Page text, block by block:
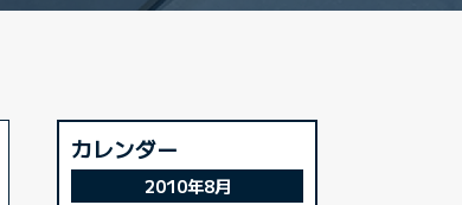
カレンダー
2010年8月